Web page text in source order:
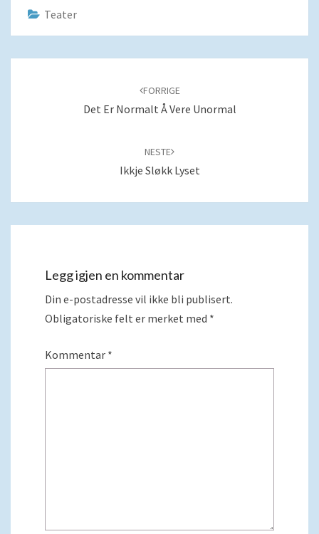
Teater
FORRIGE
Det Er Normalt Å Vere Unormal
NESTE
Ikkje Sløkk Lyset
Legg igjen en kommentar
Din e-postadresse vil ikke bli publisert.
Obligatoriske felt er merket med *
Kommentar *